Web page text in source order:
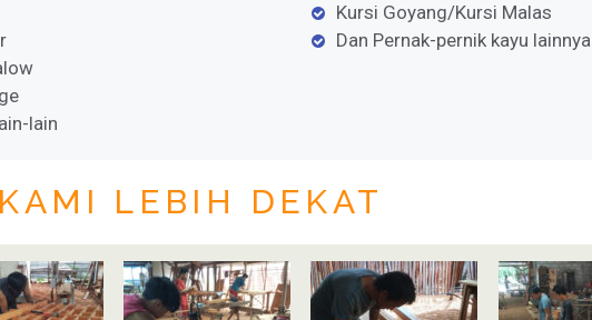
lain
Kursi Goyang/Kursi Malas
Dan Pernak-pernik kayu lainnya
KAMI LEBIH DEKAT